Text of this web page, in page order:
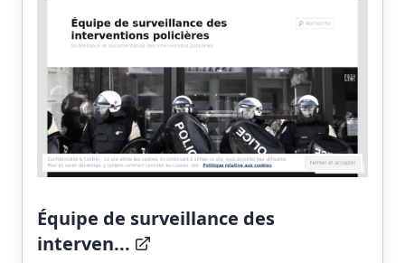
Équipe de surveillance des
interven...